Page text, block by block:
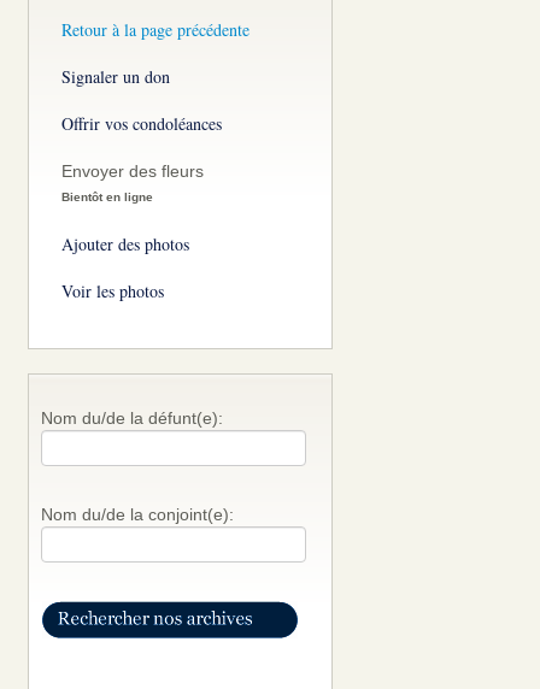
Retour à la page précédente
Signaler un don
Offrir vos condoléances
Envoyer des fleurs
Bientôt en ligne
Ajouter des photos
Voir les photos
Nom du/de la défunt(e):
Nom du/de la conjoint(e):